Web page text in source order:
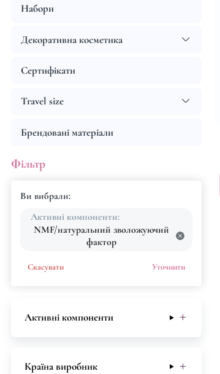
Набори
Декоративна косметика
Сертифікати
Travel size
Брендовані матеріали
Фільтр
Ви вибрали:
Активні компоненти:
NMF/натуральний зволожуючий
фактор
Скасувати Уточнити
Активні компоненти
Країна виробник